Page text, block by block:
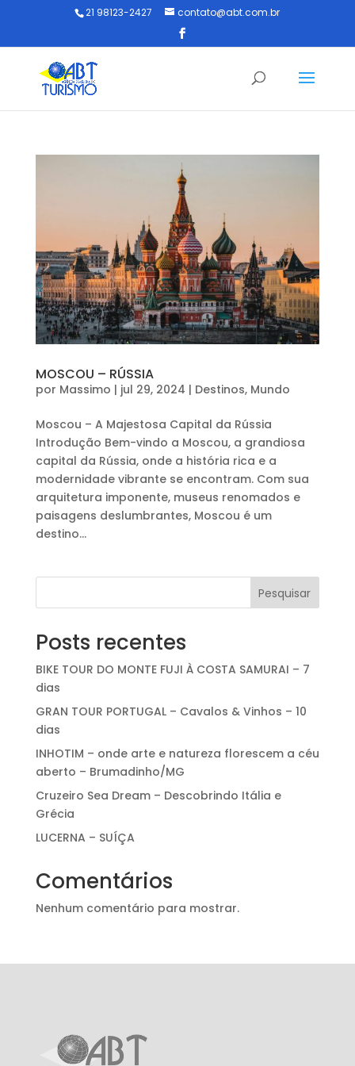
21 98123-2427 contato@abt.com.br
MOSCOU – RÚSSIA
por Massimo | jul 29, 2024 | Destinos, Mundo
Moscou – A Majestosa Capital da Rússia
Introdução Bem-vindo a Moscou, a grandiosa
capital da Rússia, onde a história rica e a
modernidade vibrante se encontram. Com sua
arquitetura imponente, museus renomados e
paisagens deslumbrantes, Moscou é um
destino...
Pesquisar
Posts recentes
BIKE TOUR DO MONTE FUJI À COSTA SAMURAI – 7
dias
GRAN TOUR PORTUGAL – Cavalos & Vinhos – 10
dias
INHOTIM – onde arte e natureza florescem a céu
aberto – Brumadinho/MG
Cruzeiro Sea Dream – Descobrindo Itália e
Grécia
LUCERNA – SUÍÇA
Comentários
Nenhum comentário para mostrar.